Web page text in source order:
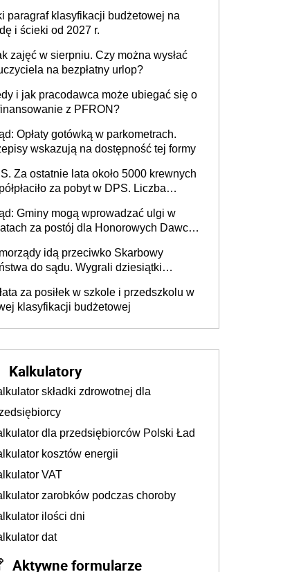
paragraf klasyfikacji budżetowej na
i ścieki od 2027 r.
zajęć w sierpniu. Czy można wysłać
na bezpłatny urlop?
i jak pracodawca może ubiegać się o
z PFRON?
Opłaty gotówką w parkometrach.
wskazują na dostępność tej formy
Za ostatnie lata około 5000 krewnych
za pobyt w DPS. Liczba
Gminy mogą wprowadzać ulgi w
za postój dla Honorowych Dawców
idą przeciwko Skarbowy
do sądu. Wygrali dziesiątki
za posiłek w szkole i przedszkolu w
klasyfikacji budżetowej
Kalkulatory
składki zdrowotnej dla
dla przedsiębiorców Polski Ład
kosztów energii
VAT
zarobków podczas choroby
ilości dni
dat
Aktywne formularze